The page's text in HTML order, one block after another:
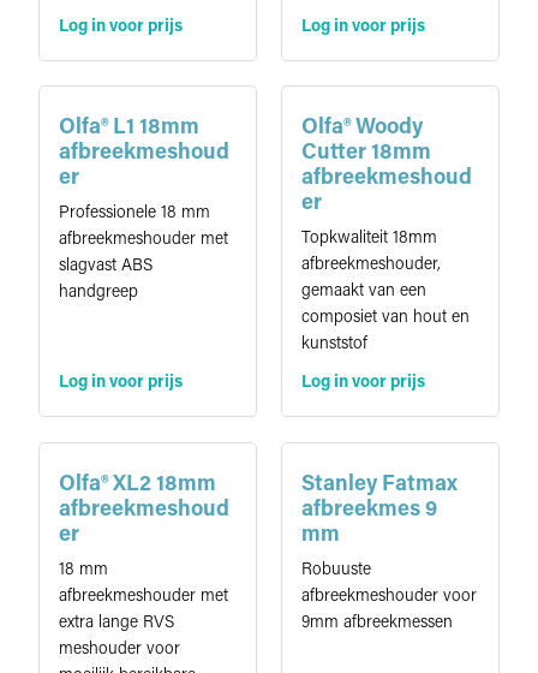
Log in voor prijs Log in voor prijs
Olfa® L1 18mm
afbreekmeshoud
er
Professionele 18 mm
afbreekmeshouder met
slagvast ABS
handgreep
Log in voor prijs
Olfa® Woody
Cutter 18mm
afbreekmeshoud
er
Topkwaliteit 18mm
afbreekmeshouder,
gemaakt van een
composiet van hout en
kunststof
Log in voor prijs
Olfa® XL2 18mm
afbreekmeshoud
er
18 mm
afbreekmeshouder met
extra lange RVS
meshouder voor
Stanley Fatmax
afbreekmes 9
mm
Robuuste
afbreekmeshouder voor
9mm afbreekmessen